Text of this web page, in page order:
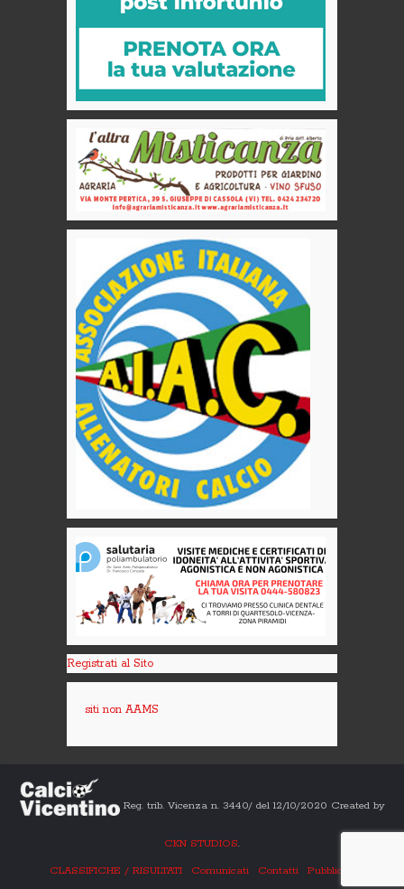
Registrati al Sito
siti non AAMS
Reg. trib. Vicenza n. 3440/ del 12/10/2020 Created by
CKN STUDIOS.
CLASSIFICHE / RISULTATI
Comunicati Contatti Pubblicità